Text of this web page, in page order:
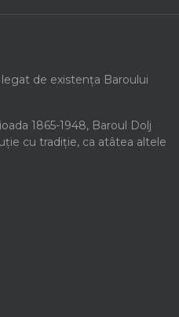
de existența Baroului
1865-1948, Baroul Dolj
cu tradiție, ca atâtea altele